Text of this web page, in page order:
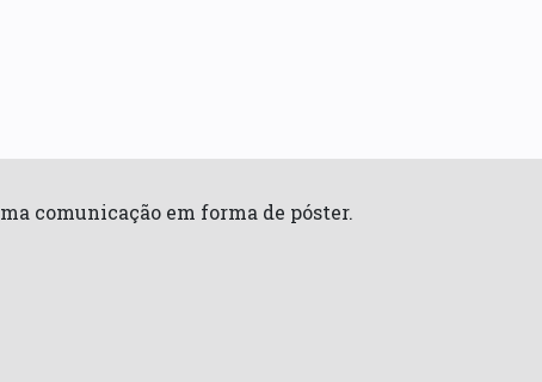
comunicação em forma de póster.